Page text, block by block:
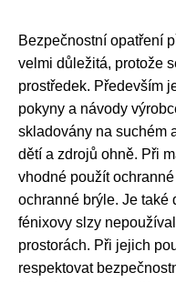
Bezpečnostní opatření
velmi důležitá, protože
prostředek. Především
pokyny a návody
skladovány na suchém
dětí a zdrojů ohně. Při
vhodné použít
ochranné brýle. Je také
fénixovy slzy
prostorách. Při jejich
respektovat